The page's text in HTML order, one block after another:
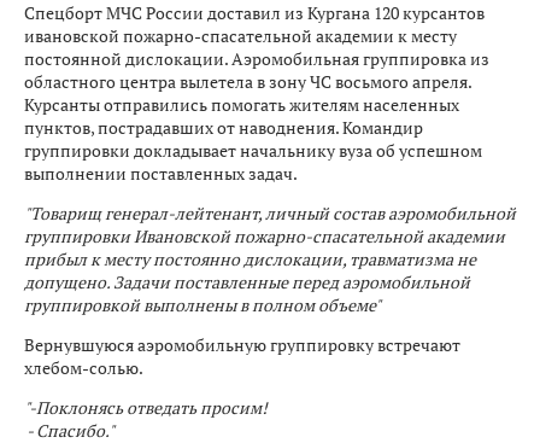
Спецборт МЧС России доставил из Кургана 120 курсантов
ивановской пожарно-спасательной академии к месту
постоянной дислокации. Аэромобильная группировка из
областного центра вылетела в зону ЧС восьмого апреля.
Курсанты отправились помогать жителям населенных
пунктов, пострадавших от наводнения. Командир
группировки докладывает начальнику вуза об успешном
выполнении поставленных задач.
"Товарищ генерал-лейтенант, личный состав аэромобильной
группировки Ивановской пожарно-спасательной академии
прибыл к месту постоянно дислокации, травматизма не
допущено. Задачи поставленные перед аэромобильной
группировкой выполнены в полном объеме"
Вернувшуюся аэромобильную группировку встречают
хлебом-солью.
"-Поклонясь отведать просим!
- Спасибо."